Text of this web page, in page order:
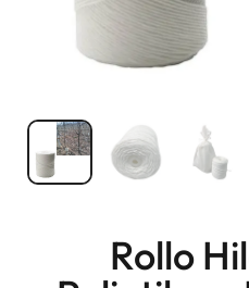
Rollo